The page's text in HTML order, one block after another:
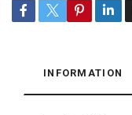
INFORMATION